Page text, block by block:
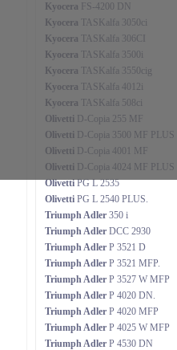
Kyocera FS-4200 DN
Kyocera TASKalfa 3050ci
Kyocera TASKalfa 306CI
Kyocera TASKalfa 3500i
Kyocera TASKalfa 3550cig
Kyocera TASKalfa 4012i
Kyocera TASKalfa 508ci
Olivetti D-Copia 255 MF
Olivetti D-Copia 3500 MF PLUS
Olivetti D-Copia 4001 MF
Olivetti D-Copia 4024 MF PLUS
OlivettiPG L 2535
Olivetti PG L 2540 PLUS.
Triumph Adler 350 i
Triumph Adler DCC 2930
Triumph Adler P 3521 D
Triumph Adler P 3521 MFP.
Triumph Adler P 3527 W MFP
Triumph Adler P 4020 DN.
Triumph Adler P 4020 MFP
Triumph Adler P 4025 W MFP
Triumph Adler P 4530 DN